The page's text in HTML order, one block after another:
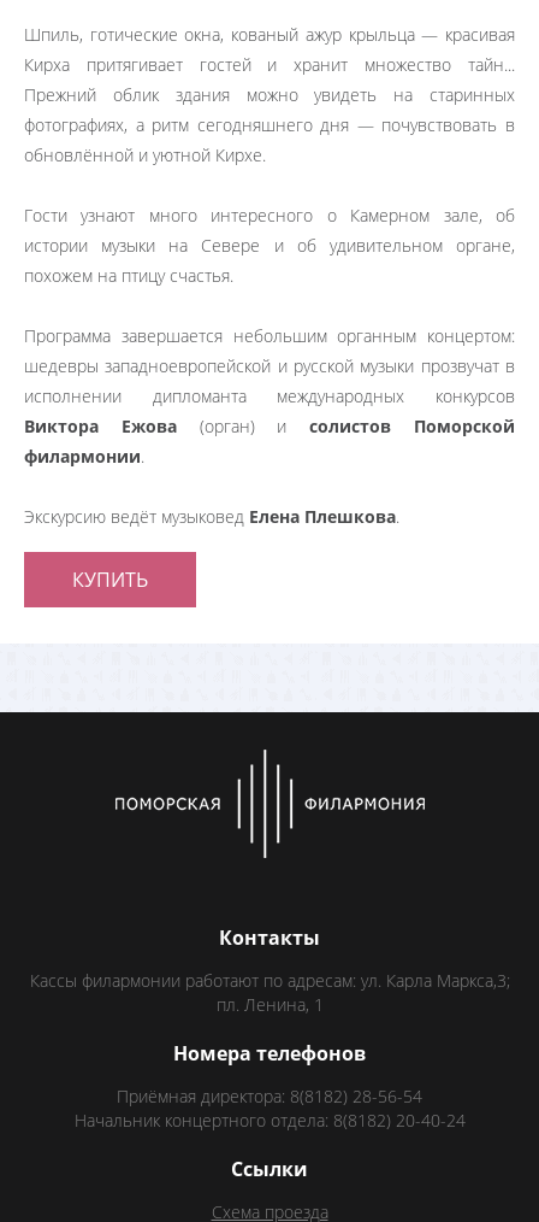
Шпиль, готические окна, кованый ажур крыльца — красивая
Кирха притягивает гостей и хранит множество тайн...
Прежний облик здания можно увидеть на старинных
фотографиях, а ритм сегодняшнего дня — почувствовать в
обновлённой и уютной Кирхе.
Гости узнают много интересного о Камерном зале, об
истории музыки на Севере и об удивительном органе,
похожем на птицу счастья.
Программа завершается небольшим органным концертом:
шедевры западноевропейской и русской музыки прозвучат в
исполнении дипломанта международных конкурсов
Виктора Ежова(орган) исолистов Поморской
филармонии.
Экскурсию ведёт музыковед Елена Плешкова.
КУПИТЬ
Контакты
Кассы филармонии работают по адресам: ул. Карла Маркса,3;
пл. Ленина, 1
Номера телефонов
Приёмная директора: 8(8182) 28-56-54
Начальник концертного отдела: 8(8182) 20-40-24
Ссылки
Схема проезда